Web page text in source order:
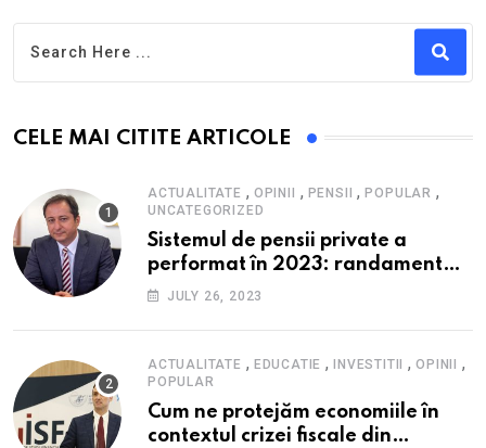
CELE MAI CITITE ARTICOLE
ACTUALITATE , OPINII , PENSII ,POPULAR ,
UNCATEGORIZED
Sistemul de pensii private a
performat în 2023: randament
peste inflație, active și plăți la
cadrul ofertei Hidroelectrica,
reziliența la crize
JULY 26, 2023
ACTUALITATE , EDUCATIE , INVESTITII ,OPINII ,
POPULAR
Cum ne protejăm economiile în
contextul crizei fiscale din